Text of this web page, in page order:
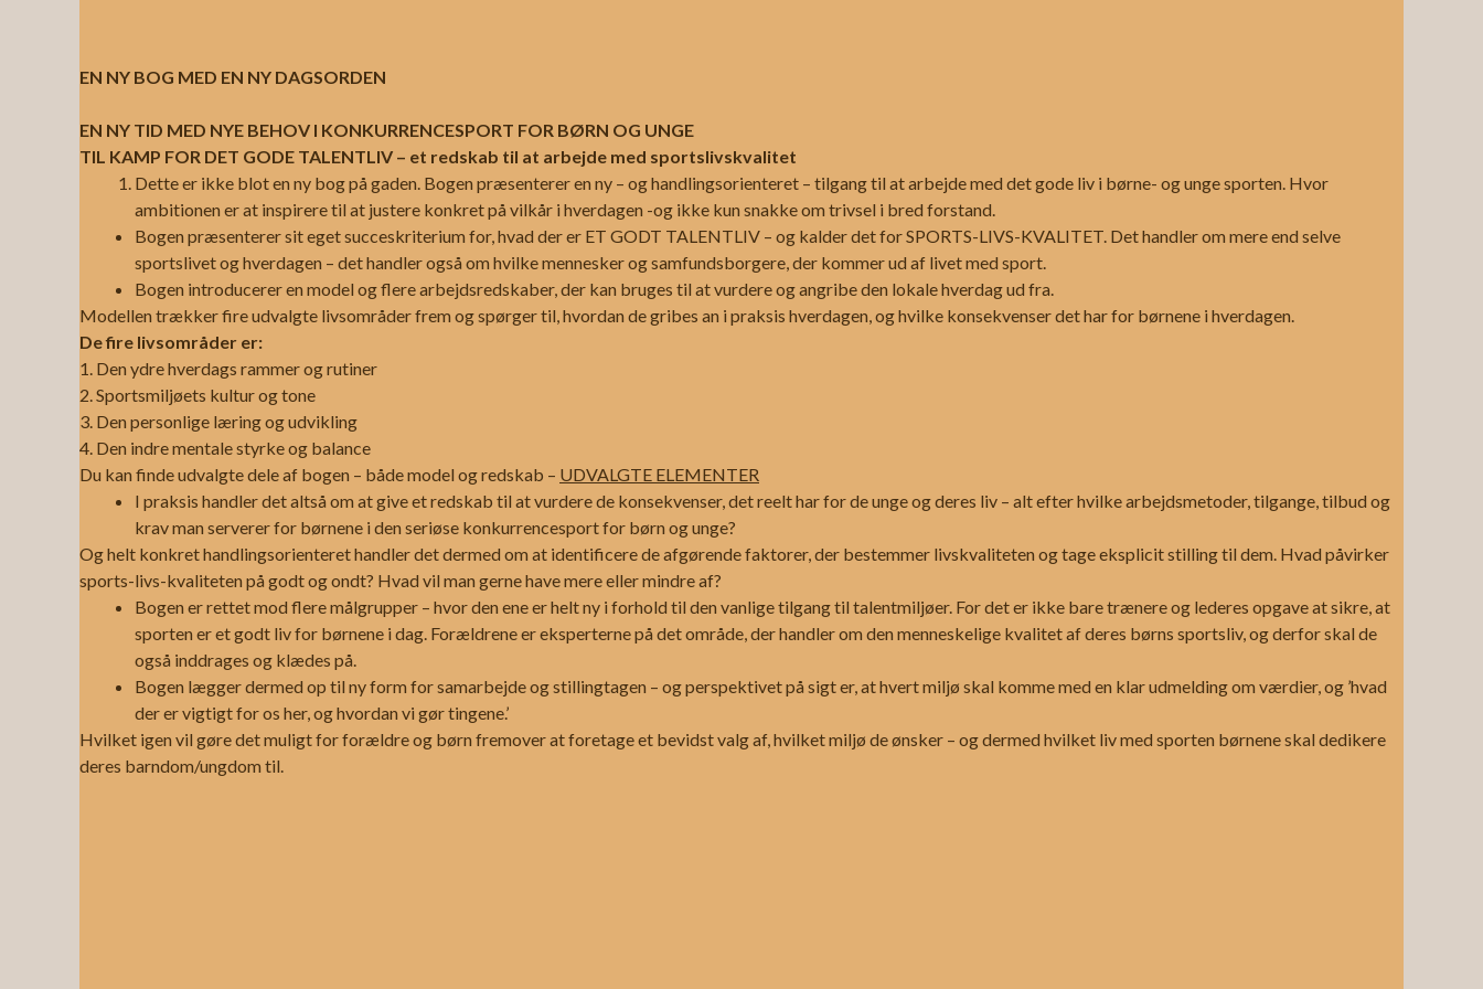
EN NY BOG MED EN NY DAGSORDEN
EN NY TID MED NYE BEHOV I KONKURRENCESPORT FOR BØRN OG UNGE
TIL KAMP FOR DET GODE TALENTLIV – et redskab til at arbejde med sportslivskvalitet
Dette er ikke blot en ny bog på gaden. Bogen præsenterer en ny – og handlingsorienteret – tilgang til at arbejde med det gode liv i børne- og unge sporten. Hvor
ambitionen er at inspirere til at justere konkret på vilkår i hverdagen -og ikke kun snakke om trivsel i bred forstand.
Bogen præsenterer sit eget succeskriterium for, hvad der er ET GODT TALENTLIV – og kalder det for SPORTS-LIVS-KVALITET. Det handler om mere end selve
sportslivet og hverdagen – det handler også om hvilke mennesker og samfundsborgere, der kommer ud af livet med sport.
Bogen introducerer en model og flere arbejdsredskaber, der kan bruges til at vurdere og angribe den lokale hverdag ud fra.
Modellen trækker fire udvalgte livsområder frem og spørger til, hvordan de gribes an i praksis hverdagen, og hvilke konsekvenser det har for børnene i hverdagen.
De fire livsområder er:
1. Den ydre hverdags rammer og rutiner
2. Sportsmiljøets kultur og tone
3. Den personlige læring og udvikling
4. Den indre mentale styrke og balance
Du kan finde udvalgte dele af bogen – både model og redskab – UDVALGTE ELEMENTER
I praksis handler det altså om at give et redskab til at vurdere de konsekvenser, det reelt har for de unge og deres liv – alt efter hvilke arbejdsmetoder, tilgange, tilbud og
krav man serverer for børnene i den seriøse konkurrencesport for børn og unge?
Og helt konkret handlingsorienteret handler det dermed om at identificere de afgørende faktorer, der bestemmer livskvaliteten og tage eksplicit stilling til dem. Hvad påvirker
sports-livs-kvaliteten på godt og ondt? Hvad vil man gerne have mere eller mindre af?
Bogen er rettet mod flere målgrupper – hvor den ene er helt ny i forhold til den vanlige tilgang til talentmiljøer. For det er ikke bare trænere og lederes opgave at sikre, at
sporten er et godt liv for børnene i dag. Forældrene er eksperterne på det område, der handler om den menneskelige kvalitet af deres børns sportsliv, og derfor skal de
også inddrages og klædes på.
Bogen lægger dermed op til ny form for samarbejde og stillingtagen – og perspektivet på sigt er, at hvert miljø skal komme med en klar udmelding om værdier, og ’hvad
der er vigtigt for os her, og hvordan vi gør tingene.’
Hvilket igen vil gøre det muligt for forældre og børn fremover at foretage et bevidst valg af, hvilket miljø de ønsker – og dermed hvilket liv med sporten børnene skal dedikere
deres barndom/ungdom til.